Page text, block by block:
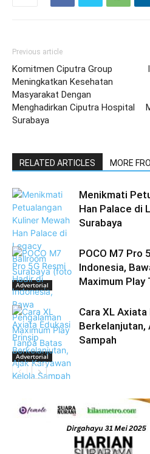
Previous article
Komitmen Ciputra Group
Meningkatkan Kesehatan
Masyarakat Dengan
Menghadirkan Ciputra Hospital
Surabaya
RELATED ARTICLES MORE
Advertorial
Menikmati
Han Palace di
Surabaya
Advertorial
POCO M7 Pro
Indonesia,
Maximum Play
Cara XL
Berkelanjutan,
Sampah